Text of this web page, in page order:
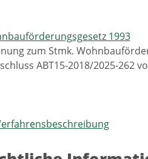
1993
zum Stmk.
ABT15-2018/2025-262